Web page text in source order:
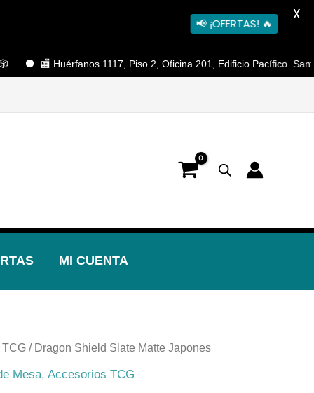
Huérfanos 1117, Piso 2, Oficina 201, Edificio Pacífico. Santiago
MI CUENTA
/ Dragon Shield Slate Matte Japones
Mesa, Accesorios TCG
📢 ¡OFERTAS! 🔥
X